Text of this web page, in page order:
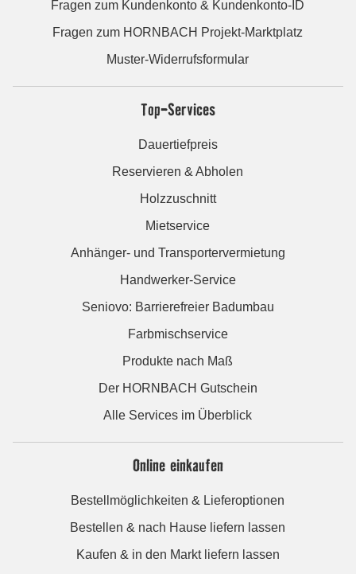
Fragen zum Kundenkonto & Kundenkonto-ID
Fragen zum HORNBACH Projekt-Marktplatz
Muster-Widerrufsformular
Top-Services
Dauertiefpreis
Reservieren & Abholen
Holzzuschnitt
Mietservice
Anhänger- und Transportervermietung
Handwerker-Service
Seniovo: Barrierefreier Badumbau
Farbmischservice
Produkte nach Maß
Der HORNBACH Gutschein
Alle Services im Überblick
Online einkaufen
Bestellmöglichkeiten & Lieferoptionen
Bestellen & nach Hause liefern lassen
Kaufen & in den Markt liefern lassen